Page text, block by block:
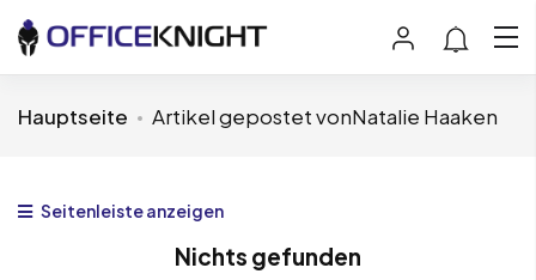
Hauptseite Artikel gepostet vonNatalie Haaken
Seitenleiste anzeigen
Nichts gefunden